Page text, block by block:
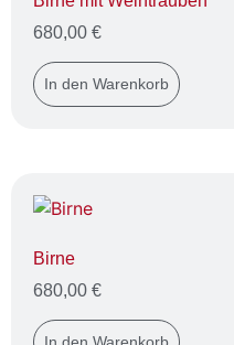
680,00 €
In den Warenkorb
Birne
680,00 €
In den Warenkorb